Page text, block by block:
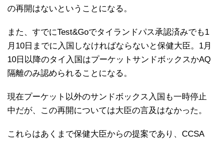
の再開はないということになる。
また、すでにTest&Goでタイランドパス承認済みでも1
月10日までに入国しなければならないと保健大臣。1月
10日以降のタイ入国はプーケットサンドボックスかAQ
隔離のみ認められることになる。
現在プーケット以外のサンドボックス入国も一時停止
中だが、この再開については大臣の言及はなかった。
これらはあくまで保健大臣からの提案であり、CCSA